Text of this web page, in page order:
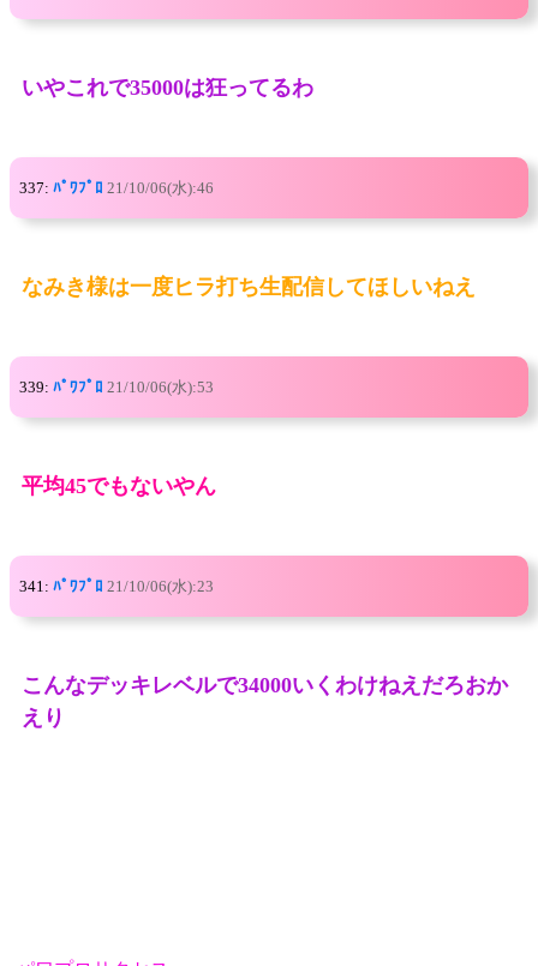
いやこれで35000は狂ってるわ
337: ﾊﾟﾜﾌﾟﾛ 21/10/06(水):46
なみき様は一度ヒラ打ち生配信してほしいねえ
339: ﾊﾟﾜﾌﾟﾛ 21/10/06(水):53
平均45でもないやん
341: ﾊﾟﾜﾌﾟﾛ 21/10/06(水):23
こんなデッキレベルで34000いくわけねえだろおか
えり